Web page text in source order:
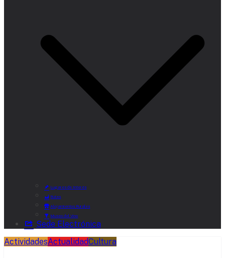
Lugares de Interés
Rutas
Alojamientos Rurales
Museo del Vino
Sede Electrónica
ActividadesActualidadCultura